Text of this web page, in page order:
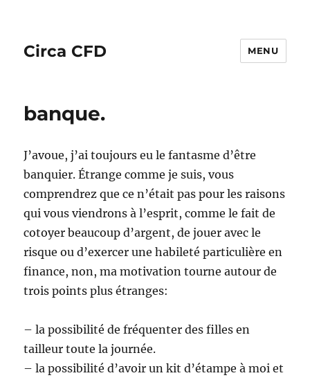
Circa CFD MENU
banque.
J’avoue, j’ai toujours eu le fantasme d’être
banquier. Étrange comme je suis, vous
comprendrez que ce n’était pas pour les raisons
qui vous viendrons à l’esprit, comme le fait de
cotoyer beaucoup d’argent, de jouer avec le
risque ou d’exercer une habileté particulière en
finance, non, ma motivation tourne autour de
trois points plus étranges:
– la possibilité de fréquenter des filles en
tailleur toute la journée.
– la possibilité d’avoir un kit d’étampe à moi et